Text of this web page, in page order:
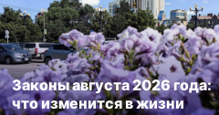
Законы августа 2026 года:
что изменится в жизни